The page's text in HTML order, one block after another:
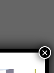
×